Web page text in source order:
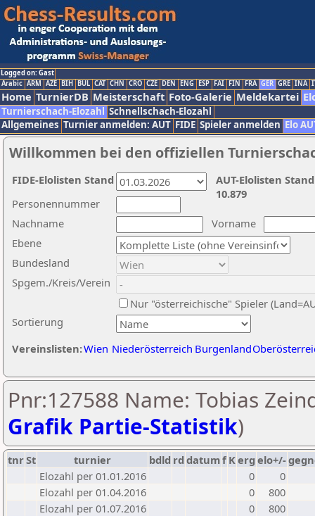
Logged on: Gast
Arabic ARM AZE BIH BUL CAT CHN CRO CZE DEN ENG ESP FAI FIN FRA GER GRE INA
Home TurnierDB Meisterschaft Foto-Galerie Meldekartei
Turnierschach-Elozahl Schnellschach-Elozahl
Allgemeines Turnier anmelden: AUT FIDE Spieler anmelden Elo
Willkommen bei den offiziellen
Nachname
Vorname
Ebene
Sortierung
Personennummer
Bundesland
Spgem./Kreis/Verein
Nur "österreichische" Spieler
Vereinslisten:Wien Niederösterreich Burgenland
AUT-Elolisten
10.879
FIDE-Elolisten Stand
Pnr:127588 Name: Tobias
Grafik Partie-Statistik)
tnrSt turnier bdld rd datumf Kerg elo+/-
Elozahl per 01.01.2016
0
0
Elozahl per 01.04.2016
0
800
Elozahl per 01.07.2016
0
800